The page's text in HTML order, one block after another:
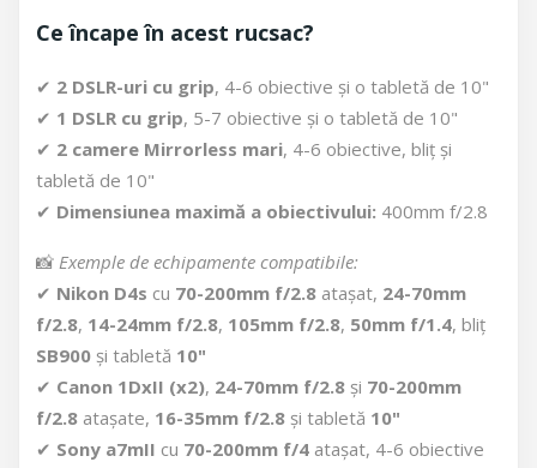
Ce încape în acest rucsac?
✔ 2 DSLR-uri cu grip, 4-6 obiective și o tabletă de 10"
✔ 1 DSLR cu grip, 5-7 obiective și o tabletă de 10"
✔ 2 camere Mirrorless mari, 4-6 obiective, bliț și
tabletă de 10"
✔ Dimensiunea maximă a obiectivului: 400mm f/2.8
📸 Exemple de echipamente compatibile:
✔ Nikon D4s cu 70-200mm f/2.8 atașat, 24-70mm
f/2.8, 14-24mm f/2.8, 105mm f/2.8, 50mm f/1.4, bliț
SB900 și tabletă 10"
✔ Canon 1DxII (x2), 24-70mm f/2.8 și 70-200mm
f/2.8 atașate, 16-35mm f/2.8 și tabletă 10"
✔ Sony a7mII cu 70-200mm f/4 atașat, 4-6 obiective